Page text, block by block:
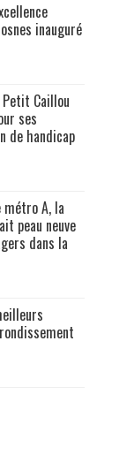
inauguré
Petit Caillou
ses
de handicap
métro A, la
peau neuve
dans la